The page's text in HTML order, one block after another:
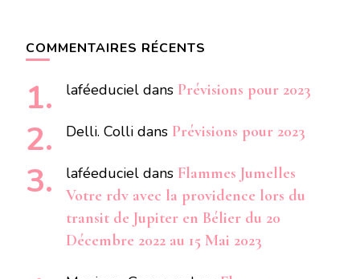
COMMENTAIRES RÉCENTS
laféeduciel dans Prévisions pour 2023
Delli. Colli dans Prévisions pour 2023
laféeduciel dans Flammes Jumelles
Votre rdv avec la providence lors du
transit de Jupiter en Bélier du 20
Décembre 2022 au 15 Mai 2023